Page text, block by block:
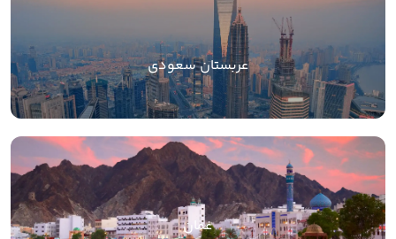
عربستان سعودی
عمان